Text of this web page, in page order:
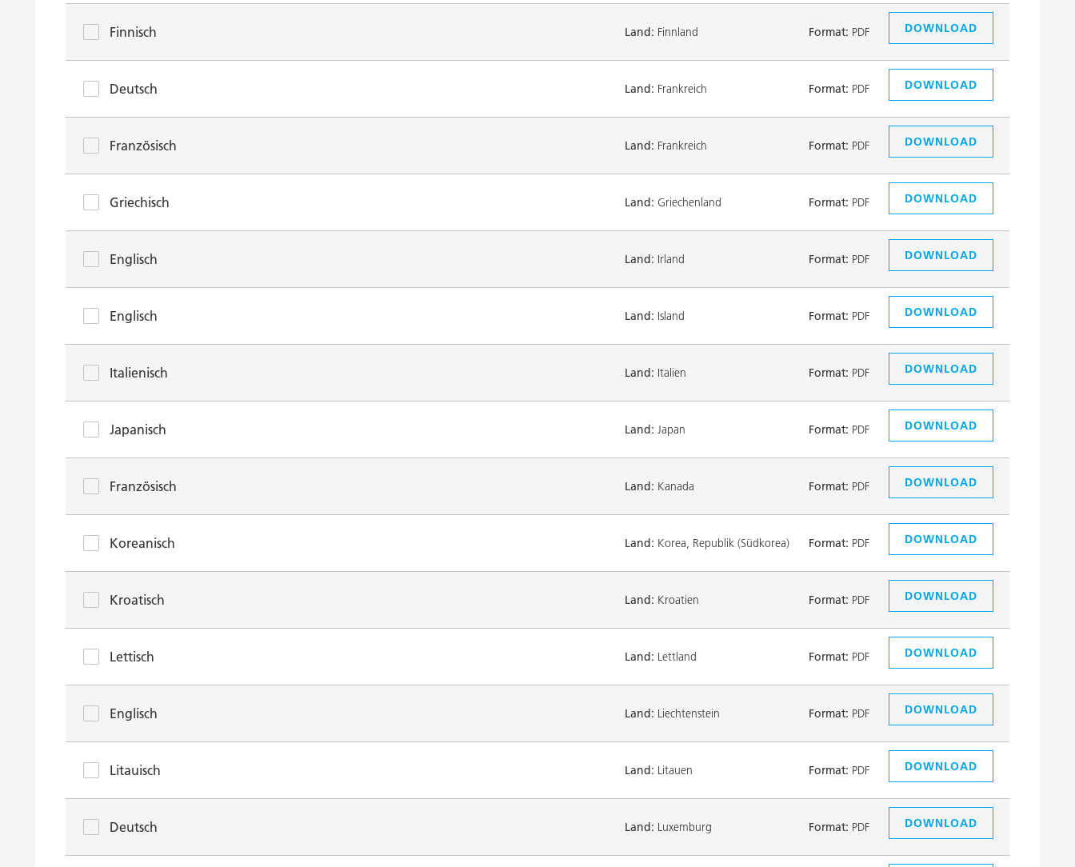
Finnisch Land: Finnland Format: PDF DOWNLOAD
Deutsch Land: Frankreich Format: PDF DOWNLOAD
Französisch Land: Frankreich Format: PDF DOWNLOAD
Griechisch Land: Griechenland Format: PDF DOWNLOAD
Englisch Land: Irland Format: PDF DOWNLOAD
Englisch Land: Island Format: PDF DOWNLOAD
Italienisch Land: Italien Format: PDF DOWNLOAD
Japanisch Land: Japan Format: PDF DOWNLOAD
Französisch Land: Kanada Format: PDF DOWNLOAD
Koreanisch Land: Korea, Republik (Südkorea) Format: PDF DOWNLOAD
Kroatisch Land: Kroatien Format: PDF DOWNLOAD
Lettisch Land: Lettland Format: PDF DOWNLOAD
Englisch Land: Liechtenstein Format: PDF DOWNLOAD
Litauisch Land: Litauen Format: PDF DOWNLOAD
Deutsch Land: Luxemburg Format: PDF DOWNLOAD